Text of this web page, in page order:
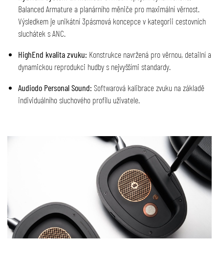
Balanced Armature a planárního měniče pro maximální věrnost.
Výsledkem je unikátní 3pásmová koncepce v kategorii cestovních
sluchátek s ANC.
HighEnd kvalita zvuku: Konstrukce navržená pro věrnou, detailní a
dynamickou reprodukci hudby s nejvyššími standardy.
Audiodo Personal Sound: Softwarová kalibrace zvuku na základě
individuálního sluchového profilu uživatele.